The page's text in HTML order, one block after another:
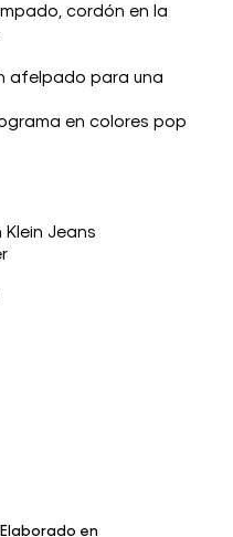
cordón en la
afelpado para una
en colores pop
Klein Jeans
en